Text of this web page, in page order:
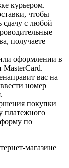
курьером.
чтобы
сдачу с любой
получаете
оформлении в
MasterCard.
вас на
номер
покупки
платежного
форму по
магазине